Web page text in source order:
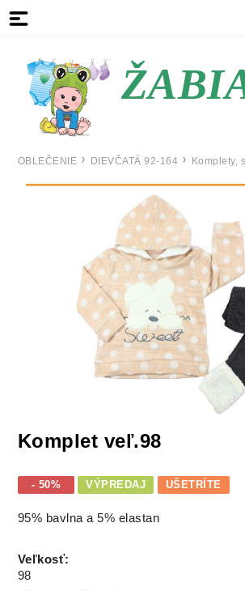
OBLEČENIE DIEVČATÁ 92-164 Komplety,
Komplet veľ.98
- 50% VÝPREDAJ UŠETRÍTE
95% bavlna a 5% elastan
Veľkosť:
98